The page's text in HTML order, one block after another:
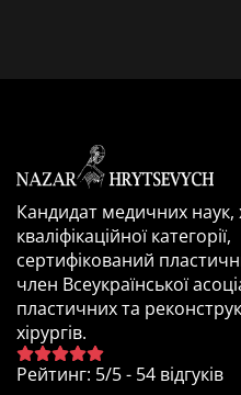
Кандидат медичних наук,
кваліфікаційної категорії,
сертифікований
член Всеукраїнської
пластичних та
хірургів.
Рейтинг: 5/5- 54 відгуків